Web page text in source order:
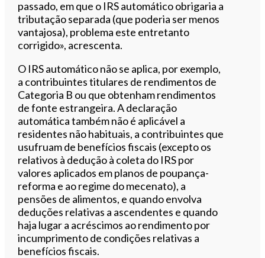
passado, em que o IRS automático obrigaria a
tributação separada (que poderia ser menos
vantajosa), problema este entretanto
corrigido», acrescenta.
O IRS automático não se aplica, por exemplo,
a contribuintes titulares de rendimentos de
Categoria B ou que obtenham rendimentos
de fonte estrangeira. A declaração
automática também não é aplicável a
residentes não habituais, a contribuintes que
usufruam de benefícios fiscais (excepto os
relativos à dedução à coleta do IRS por
valores aplicados em planos de poupança-
reforma e ao regime do mecenato), a
pensões de alimentos, e quando envolva
deduções relativas a ascendentes e quando
haja lugar a acréscimos ao rendimento por
incumprimento de condições relativas a
benefícios fiscais.